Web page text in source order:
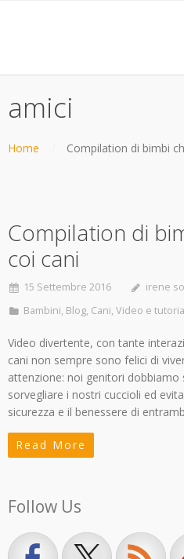
amici
Home Compilation di bimbi
Compilation di
coi cani
15 Settembre 2016
irene
Bambini, Blog, Cani, Video e
Video divertente, con tante
cani non sempre sono felici di
attenzione: noi genitori dobbiamo
sorvegliare i nostri cuccioli ed
sicurezza e il benessere di
Read More
Follow Us